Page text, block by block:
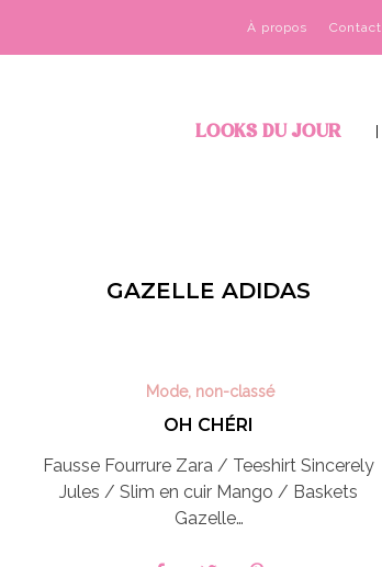
À propos Contact
LOOKS DU JOUR
GAZELLE ADIDAS
Mode, non-classé
OH CHÉRI
Fausse Fourrure Zara / Teeshirt Sincerely
Jules / Slim en cuir Mango / Baskets
Gazelle…